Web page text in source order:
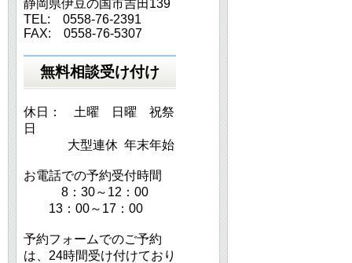
静岡県伊豆の国市吉田139
TEL: 0558-76-2391
FAX: 0558-76-5307
無料相談受け付け
休日： 土曜 日曜 祝祭
日
大型連休 年末年始
お電話での予約受付時間
8：30～12：00
13：00～17：00
予約フォームでのご予約
は、24時間受け付けており